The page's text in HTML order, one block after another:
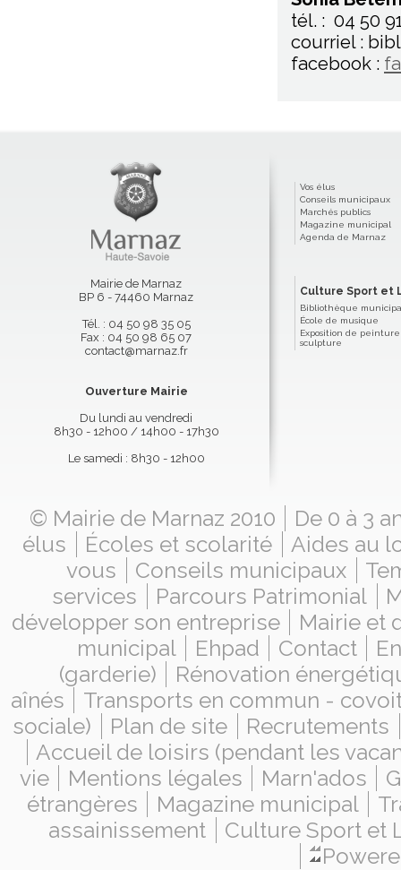
tél. : 04 50
courriel :
facebook :
Mairie de Marnaz
BP 6 - 74460 Marnaz
Tél. : 04 50 98 35 05
Fax : 04 50 98 65 07
contact@marnaz.fr
Ouverture Mairie
Du lundi au vendredi
8h30 - 12h00 / 14h00 - 17h30
Le samedi : 8h30 - 12h00
Vos élus
Conseils municipaux
Marchés publics
Magazine municipal
Agenda de Marnaz
Culture Sport et
Bibliothèque
École de musique
Exposition de
sculpture
© Mairie de Marnaz 2010
De 0 à 3
élus
Écoles et scolarité
Aides au
vous
Conseils municipaux
services
Parcours Patrimonial
développer son entreprise
Mairie et
municipal
Ehpad Contact
(garderie)
Rénovation
aînés
Transports en commun -
sociale)
Plan de site
Recrutements
Accueil de loisirs (pendant les
vie
Mentions légales Marn'ados
étrangères
Magazine municipal
assainissement
Culture Sport et